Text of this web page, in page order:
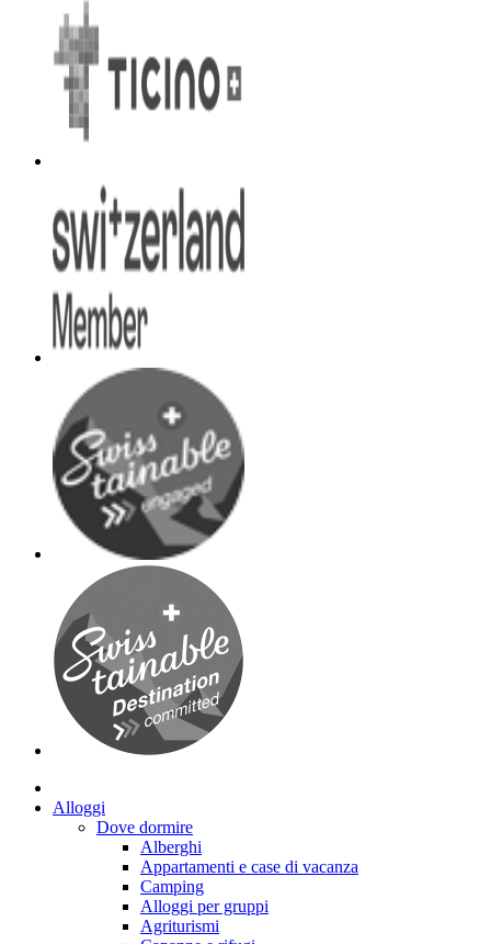
Alloggi
Dove dormire
Alberghi
Appartamenti e case di vacanza
Camping
Alloggi per gruppi
Agriturismi